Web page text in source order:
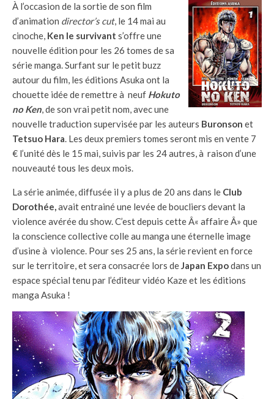
À l’occasion de la sortie de son film
d’animation director’s cut, le 14 mai au
cinoche, Ken le survivant s’offre une
nouvelle édition pour les 26 tomes de sa
série manga. Surfant sur le petit buzz
autour du film, les éditions Asuka ont la
chouette idée de remettre à neuf Hokuto
no Ken, de son vrai petit nom, avec une
nouvelle traduction supervisée par les auteurs Buronson et
Tetsuo Hara. Les deux premiers tomes seront mis en vente 7
€ l’unité dès le 15 mai, suivis par les 24 autres, à raison d’une
nouveauté tous les deux mois.
La série animée, diffusée il y a plus de 20 ans dans le Club
Dorothée,avait entrainé une levée de boucliers devant la
violence avérée du show. C’est depuis cette Â« affaire Â» que
la conscience collective colle au manga une éternelle image
d’usine à violence. Pour ses 25 ans, la série revient en force
sur le territoire, et sera consacrée lors deJapan Expodans un
espace spécial tenu par l’éditeur vidéo Kaze et les éditions
manga Asuka !